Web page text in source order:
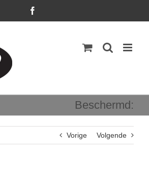
Beschermd:
Vorige Volgende